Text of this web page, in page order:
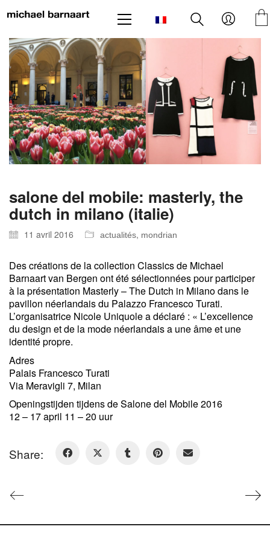
salone del mobile: masterly, the
dutch in milano (italie)
11 avril 2016 actualités, mondrian
Des créations de la collection Classics de Michael
Barnaart van Bergen ont été sélectionnées pour participer
à la présentation Masterly – The Dutch in Milano dans le
pavillon néerlandais du Palazzo Francesco Turati.
L’organisatrice Nicole Uniquole a déclaré : « L’excellence
du design et de la mode néerlandais a une âme et une
identité propre.
Adres
Palais Francesco Turati
Via Meravigli 7, Milan
Openingstijden tijdens de Salone del Mobile 2016
12 – 17 april 11 – 20 uur
Share: